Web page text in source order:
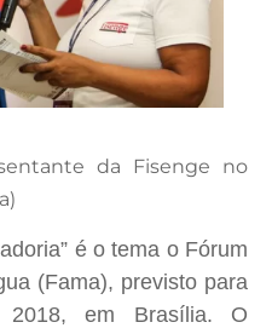
da Fisenge no
é o tema o Fórum
(Fama), previsto para
em Brasília. O